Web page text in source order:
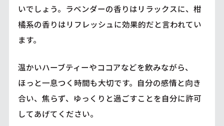
いでしょう。ラベンダーの香りはリラックスに、柑
橘系の香りはリフレッシュに効果的だと言われてい
ます。
温かいハーブティーやココアなどを飲みながら、
ほっと一息つく時間も大切です。自分の感情と向き
合い、焦らず、ゆっくりと過ごすことを自分に許可
してあげてください。